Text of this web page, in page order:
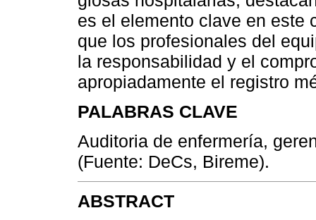
es el elemento clave en este
que los profesionales del
la responsabilidad y el
apropiadamente el registro
PALABRAS CLAVE
Auditoria de enfermería,
(Fuente: DeCs, Bireme).
ABSTRACT